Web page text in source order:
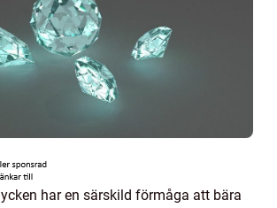
har en särskild förmåga att bära